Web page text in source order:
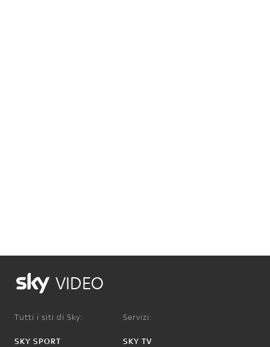
VIDEO
Tutti i siti di Sky:
SKY SPORT
Servizi:
SKY TV